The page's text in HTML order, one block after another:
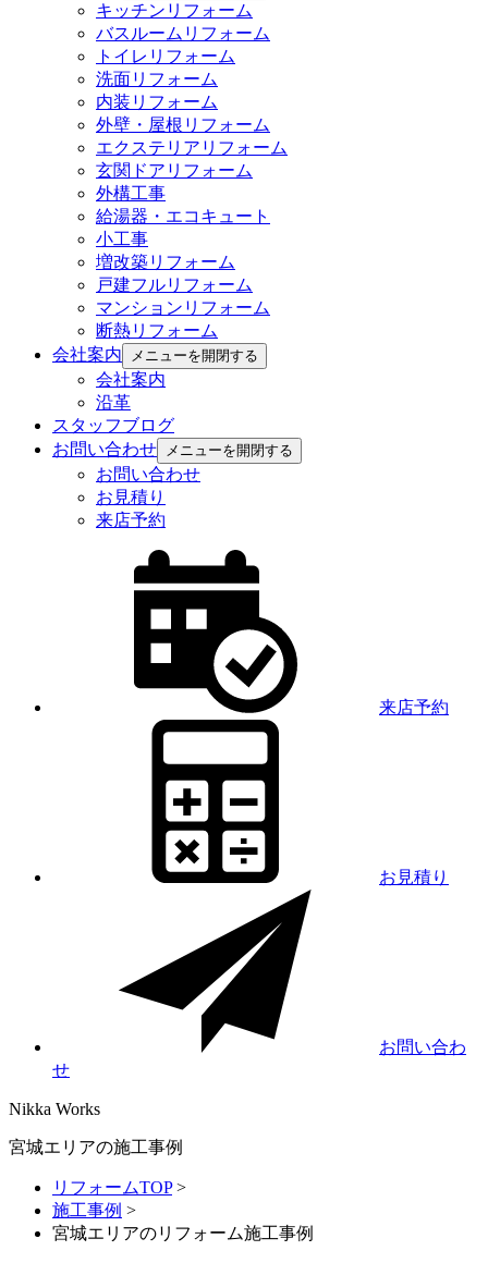
キッチンリフォーム
バスルームリフォーム
トイレリフォーム
洗面リフォーム
内装リフォーム
外壁・屋根リフォーム
エクステリアリフォーム
玄関ドアリフォーム
外構工事
給湯器・エコキュート
小工事
増改築リフォーム
戸建フルリフォーム
マンションリフォーム
断熱リフォーム
会社案内
メニューを開閉する
会社案内
沿革
スタッフブログ
お問い合わせ
メニューを開閉する
お問い合わせ
お見積り
来店予約
来店予約
お見積り
お問い合わ
せ
Nikka Works
宮城エリアの施工事例
リフォームTOP>
施工事例 >
宮城エリアのリフォーム施工事例